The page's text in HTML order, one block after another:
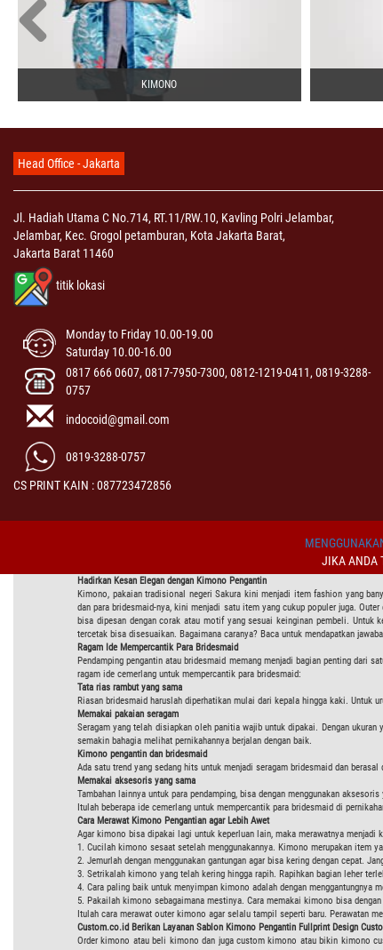
KIMONO
Head Office - Jakarta
Jl. Hadiah Utama C No.714, RT.11/RW.10, Kavling Polri Jelambar,
Jelambar, Kec. Grogol petamburan, Kota Jakarta Barat,
Jakarta Barat 11460
titik lokasi
Monday to Friday 10.00-19.00
Saturday 10.00-16.00
0817 666 0607, 0817-7950-7300, 0812-1219-0411, 0819-3288-
0757
indocoid@gmail.com
0819-3288-0757
CS PRINT KAIN : 087723472856
JIKA ANDA
Hadirkan Kesan Elegan dengan Kimono Pengantin
Kimono, pakaian tradisional negeri Sakura kini menjadi item fashion yang
dan para bridesmaid-nya, kini menjadi satu item yang cukup populer juga.
bisa dipesan dengan corak atau motif yang sesuai keinginan pembeli. Untuk
tercetak bisa disesuaikan. Bagaimana caranya? Baca untuk mendapatkan
Ragam Ide Mempercantik Para Bridesmaid
Pendamping pengantin atau bridesmaid memang menjadi bagian penting dari
ragam ide cemerlang untuk mempercantik para bridesmaid:
Tata rias rambut yang sama
Riasan bridesmaid haruslah diperhatikan mulai dari kepala hingga kaki. Untuk
Memakai pakaian seragam
Seragam yang telah disiapkan oleh panitia wajib untuk dipakai. Dengan
semakin bahagia melihat pernikahannya berjalan dengan baik.
Kimono pengantin dan bridesmaid
Ada satu trend yang sedang hits untuk menjadi seragam bridesmaid dan
Memakai aksesoris yang sama
Tambahan lainnya untuk para pendamping, bisa dengan menggunakan
Itulah beberapa ide cemerlang untuk mempercantik para bridesmaid di
Cara Merawat Kimono Pengantian agar Lebih Awet
Agar kimono bisa dipakai lagi untuk keperluan lain, maka merawatnya
1. Cucilah kimono sesaat setelah menggunakannya. Kimono merupakan item
2. Jemurlah dengan menggunakan gantungan agar bisa kering dengan cepat.
3. Setrikalah kimono yang telah kering hingga rapih. Rapihkan bagian leher
4. Cara paling baik untuk menyimpan kimono adalah dengan menggantungnya
5. Pakailah kimono sebagaimana mestinya. Cara memakai kimono bisa
Itulah cara merawat outer kimono agar selalu tampil seperti baru. Perawatan
Custom.co.id Berikan Layanan Sablon Kimono Pengantin Fullprint Design
Order kimono atau beli kimono dan juga custom kimono atau bikin kimono